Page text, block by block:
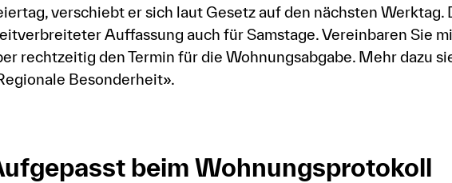
verschiebt er sich laut Gesetz auf den nächsten Werktag.
Auffassung auch für Samstage. Vereinbaren Sie
rechtzeitig den Termin für die Wohnungsabgabe. Mehr dazu
Besonderheit».
beim Wohnungsprotokoll